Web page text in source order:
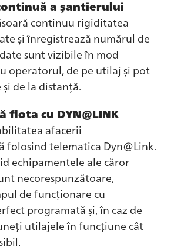
a șantierului
continuu rigiditatea
și înregistrează numărul de
sunt vizibile în mod
operatorul, de pe utilaj și pot
de la distanță.
flota cu DYN@LINK
afacerii
folosind telematica Dyn@Link.
echipamentele ale căror
necorespunzătoare,
de funcționare cu
programată și, în caz de
utilajele în funcțiune cât